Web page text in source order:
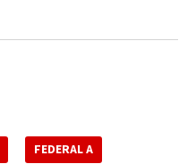
FEDERAL A